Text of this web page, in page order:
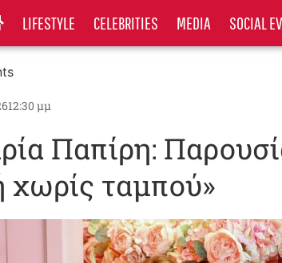
LIFESTYLE CELEBRITIES MEDIA SOCIAL
12:30 μμ
Παπίρη:
χωρίς ταμπού»